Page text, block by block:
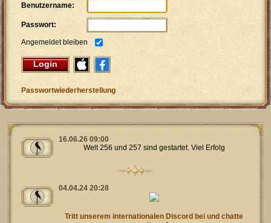
Benutzername:
Passwort:
Angemeldet bleiben
Login
Passwortwiederherstellung
16.06.26 09:00
Welt 256 und 257 sind gestartet. Viel Erfolg
04.04.24 20:28
Tritt unserem internationalen Discord bei und chatte